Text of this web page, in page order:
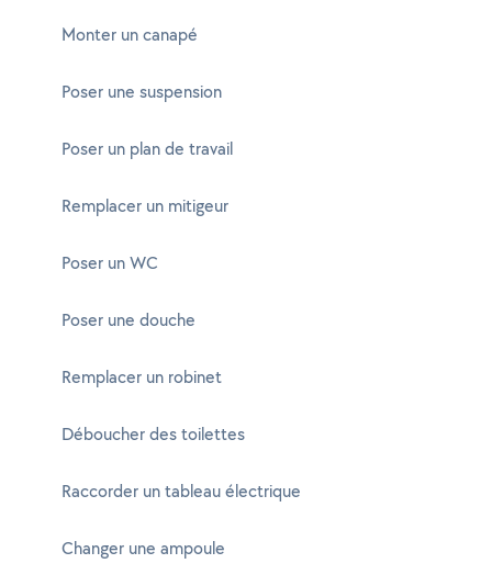
Monter un canapé
Poser une suspension
Poser un plan de travail
Remplacer un mitigeur
Poser un WC
Poser une douche
Remplacer un robinet
Déboucher des toilettes
Raccorder un tableau électrique
Changer une ampoule